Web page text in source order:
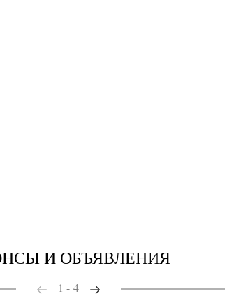
И ОБЪЯВЛЕНИЯ
1 - 4